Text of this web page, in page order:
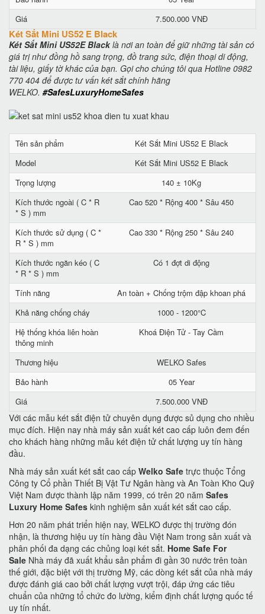
Giá
7.500.000 VNĐ
Két Sắt Mini US52 E Black
Két Sắt Mini US52E Blacklà nơi an toàn để giữ những tài sản có
giá trị như đồng hồ sang trọng, đồ trang sức, điện thoại di động,
tài liệu, giấy tờ khác của bạn. Gọi cho chúng tôi qua Hotline 0982
770 404 để được tư vấn két sắt chính hãng
WELKO. #SafesLuxuryHomeSafes
Tên sản phẩm
Két Sắt Mini US52 E Black
Model
Két Sắt Mini US52 E Black
Trọng lượng
140 ± 10Kg
Kích thước ngoài ( C * R
* S ) mm
Cao 520 * Rộng 400 * Sâu 450
Kích thước sử dụng ( C *
R * S ) mm
Cao 330 * Rộng 250 * Sâu 240
Kích thước ngăn kéo ( C
* R * S ) mm
Có 1 đợt di động
Tính năng
An toàn + Chống trộm đập khoan phá
Khả năng chống cháy
1000 - 1200°C
Hệ thống khóa liên hoàn
thông minh
Khoá Điện Tử - Tay Cầm
Thương hiệu
WELKO Safes
Bảo hành
05 Year
Giá
7.500.000 VNĐ
Với các mẫu két sắt điện tử chuyên dụng được sủ dụng cho nhiều
mục đích. Hiện nay nhà máy sản xuất két cao cấp luôn đem đến
cho khách hàng những mẫu két điện tử chất lượng uy tín hàng
đầu.
Nhà máy sản xuất két sắt cao cấp Welko Safe trực thuộc Tổng
Công ty Cổ phần Thiết Bị Vật Tư Ngân hàng và An Toàn Kho Quỹ
Việt Nam được thành lập năm 1999, có trên 20 năm Safes
Luxury Home Safes kinh nghiệm sản xuất két sắt cao cấp.
Hơn 20 năm phát triển hiện nay, WELKO được thị trường đón
nhận, là thương hiệu uy tín hàng đầu Việt Nam trong sản xuất và
phân phối đa dạng các chủng loại két sắt. Home Safe For
Sale Nhà máy đã xuất khẩu sản phẩm đi gần 30 nước trên toàn
thế giới, đặc biệt với thị trường Mỹ, các dòng két sắt của nhà máy
được đánh giá cao bởi chất lượng vượt trội, đáp ứng các tiêu
chuẩn của những tổ chức đo lường, kiểm định chất lượng quốc tế
uy tín nhất.